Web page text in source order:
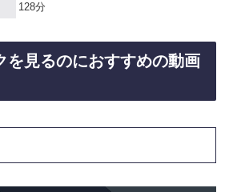
128分
を見るのにおすすめの動画